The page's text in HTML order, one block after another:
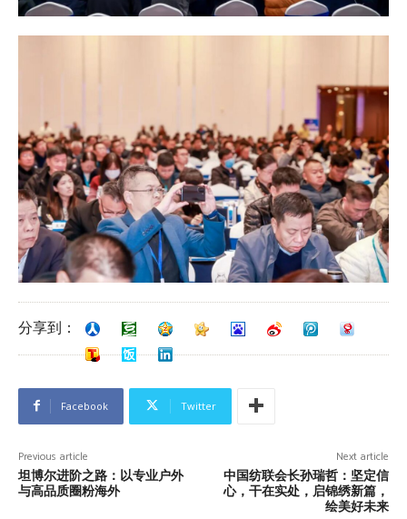
分享到：
Facebook Twitter
Previous article
坦博尔进阶之路：以专业户外
与高品质圈粉海外
Next article
中国纺联会长孙瑞哲：坚定信
心，干在实处，启锦绣新篇，
绘美好未来